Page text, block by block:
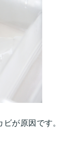
が原因です。